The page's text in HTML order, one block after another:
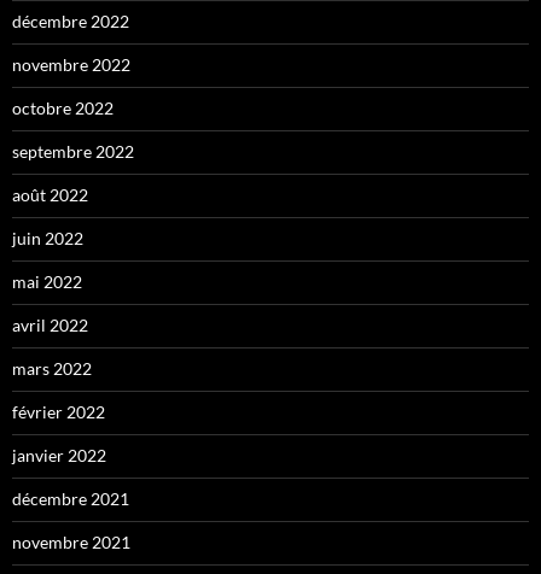
décembre 2022
novembre 2022
octobre 2022
septembre 2022
août 2022
juin 2022
mai 2022
avril 2022
mars 2022
février 2022
janvier 2022
décembre 2021
novembre 2021